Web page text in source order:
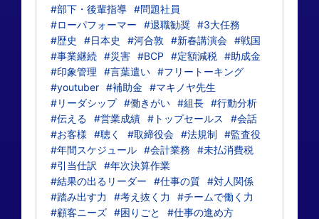
#部下・後輩指導 #問題社員
#ローパフォーマー
#退職勧奨 #3大任務
#歴史
#日本史 #河合敦 #新春講演会 #戦国
#事業継続 #災害 #BCP #定額減税 #助成金
#印象管理
#言葉遣い #フリートーキング
#youtuber #補助金
#マキノヤ先生
#リーダシップ #働きがい #組長 #行動分析
#伝える
#営業成績 #トップセールス
#会話
#お客様
#聴く #取締役会 #法規制
#監査役
#年間スケジュール #会計業務
#未払消費税
#引当仕訳
#年次決算作業
#結果の出るリーダー
#仕事の質 #対人関係
#踏み出す力
#考え抜く力
#チームで働く力
#顧客ニーズ #困りごと
#仕事の進め方